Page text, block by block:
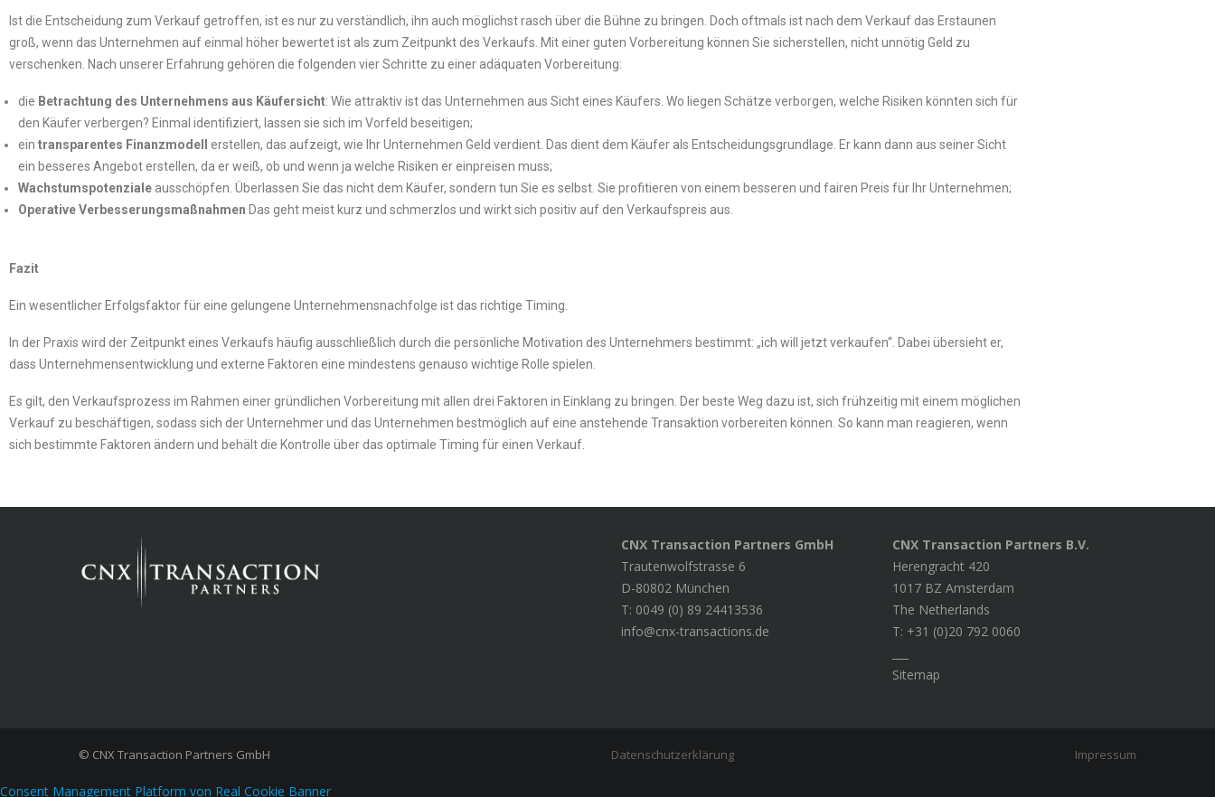
Ist die Entscheidung zum Verkauf getroffen, ist es nur zu verständlich, ihn auch möglichst rasch über die Bühne zu bringen. Doch oftmals ist nach dem Verkauf das Erstaunen
groß, wenn das Unternehmen auf einmal höher bewertet ist als zum Zeitpunkt des Verkaufs. Mit einer guten Vorbereitung können Sie sicherstellen, nicht unnötig Geld zu
verschenken. Nach unserer Erfahrung gehören die folgenden vier Schritte zu einer adäquaten Vorbereitung:
die Betrachtung des Unternehmens aus Käufersicht: Wie attraktiv ist das Unternehmen aus Sicht eines Käufers. Wo liegen Schätze verborgen, welche Risiken könnten sich für
den Käufer verbergen? Einmal identifiziert, lassen sie sich im Vorfeld beseitigen;
ein transparentes Finanzmodell
erstellen, das aufzeigt, wie Ihr Unternehmen Geld verdient. Das dient dem Käufer als Entscheidungsgrundlage. Er kann dann aus seiner Sicht
ein besseres Angebot erstellen, da er weiß, ob und wenn ja welche Risiken er einpreisen muss;
Wachstumspotenziale ausschöpfen. Überlassen Sie das nicht dem Käufer, sondern tun Sie es selbst. Sie profitieren von einem besseren und fairen Preis für Ihr Unternehmen;
Operative Verbesserungsmaßnahmen Das geht meist kurz und schmerzlos und wirkt sich positiv auf den Verkaufspreis aus.
Fazit
Ein wesentlicher Erfolgsfaktor für eine gelungene Unternehmensnachfolge ist das richtige Timing.
In der Praxis wird der Zeitpunkt eines Verkaufs häufig ausschließlich durch die persönliche Motivation des Unternehmers bestimmt: „ich will jetzt verkaufen“. Dabei übersieht er,
dass Unternehmensentwicklung und externe Faktoren eine mindestens genauso wichtige Rolle spielen.
Es gilt, den Verkaufsprozess im Rahmen einer gründlichen Vorbereitung mit allen drei Faktoren in Einklang zu bringen. Der beste Weg dazu ist, sich frühzeitig mit einem möglichen
Verkauf zu beschäftigen, sodass sich der Unternehmer und das Unternehmen bestmöglich auf eine anstehende Transaktion vorbereiten können. So kann man reagieren, wenn
sich bestimmte Faktoren ändern und behält die Kontrolle über das optimale Timing für einen Verkauf.
CNX Transaction Partners GmbH
Trautenwolfstrasse 6
D-80802 München
T: 0049 (0) 89 24413536
info@cnx-transactions.de
CNX Transaction Partners B.V.
Herengracht 420
1017 BZ Amsterdam
The Netherlands
T: +31 (0)20 792 0060
Sitemap
© CNX Transaction Partners GmbH Datenschutzerklärung Impressum
Consent Management Platform von Real Cookie Banner